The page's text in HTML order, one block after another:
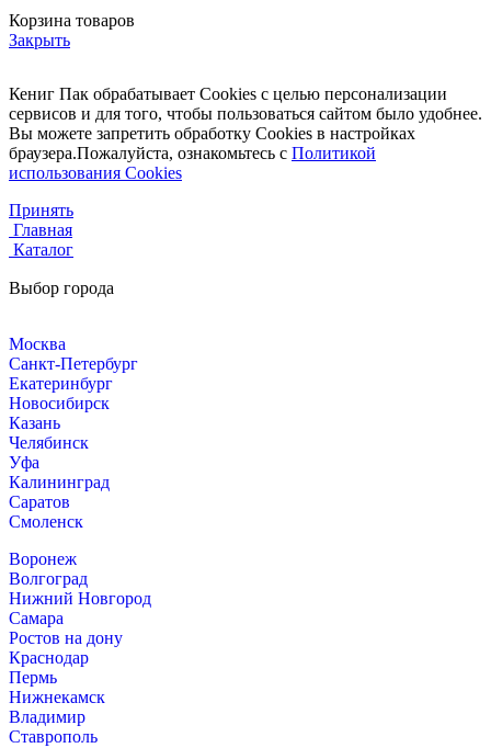
Корзина товаров
Закрыть
Кениг Пак обрабатывает Cookies с целью персонализации
сервисов и для того, чтобы пользоваться сайтом было удобнее.
Вы можете запретить обработку Cookies в настройках
браузера.Пожалуйста, ознакомьтесь с Политикой
использования Cookies
Принять
Главная
Каталог
Выбор города
Москва
Санкт-Петербург
Екатеринбург
Новосибирск
Казань
Челябинск
Уфа
Калининград
Саратов
Смоленск
Воронеж
Волгоград
Нижний Новгород
Самара
Ростов на дону
Краснодар
Пермь
Нижнекамск
Владимир
Ставрополь